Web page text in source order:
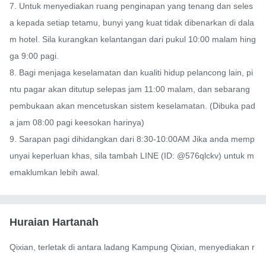
7. Untuk menyediakan ruang penginapan yang tenang dan seles
a kepada setiap tetamu, bunyi yang kuat tidak dibenarkan di dala
m hotel. Sila kurangkan kelantangan dari pukul 10:00 malam hing
ga 9:00 pagi.
8. Bagi menjaga keselamatan dan kualiti hidup pelancong lain, pi
ntu pagar akan ditutup selepas jam 11:00 malam, dan sebarang
pembukaan akan mencetuskan sistem keselamatan. (Dibuka pad
a jam 08:00 pagi keesokan harinya)
9. Sarapan pagi dihidangkan dari 8:30-10:00AM Jika anda memp
unyai keperluan khas, sila tambah LINE (ID: @576qlckv) untuk m
emaklumkan lebih awal.
Huraian Hartanah
Qixian, terletak di antara ladang Kampung Qixian, menyediakan r